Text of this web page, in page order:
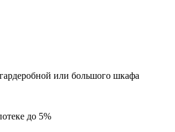
или большого шкафа
до 5%